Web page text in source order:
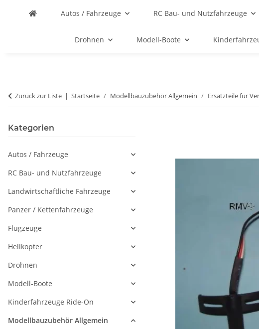
Autos / Fahrzeuge RC Bau- und Nutzfahrzeuge
Drohnen Modell-Boote
Zurück zur Liste Startseite Modellbauzubehör Allgemein Ersatzteile für
Kategorien
Autos / Fahrzeuge
RC Bau- und Nutzfahrzeuge
Landwirtschaftliche Fahrzeuge
Panzer / Kettenfahrzeuge
Flugzeuge
Helikopter
Drohnen
Modell-Boote
Kinderfahrzeuge Ride-On
Modellbauzubehör Allgemein